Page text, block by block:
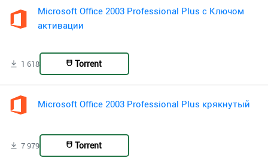
Microsoft Office 2003 Professional Plus с Ключом
активации
1 618 Torrent
Microsoft Office 2003 Professional Plus крякнутый
7 979 Torrent